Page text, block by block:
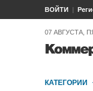
ВОЙТИ
07 АВГУСТА,
КАТЕГОРИИ